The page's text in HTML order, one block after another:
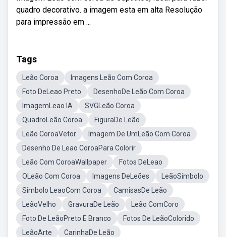
quadro decorativo. a imagem esta em alta Resolução
para impressão em ...
Tags
Leão Coroa
Imagens Leão Com Coroa
Foto DeLeao Preto
DesenhoDe Leão Com Coroa
ImagemLeao IA
SVGLeão Coroa
QuadroLeão Coroa
FiguraDe Leão
Leão CoroaVetor
Imagem De UmLeão Com Coroa
Desenho De Leao CoroaPara Colorir
Leão Com CoroaWallpaper
Fotos DeLeao
OLeão Com Coroa
Imagens DeLeões
LeãoSímbolo
Simbolo LeaoCom Coroa
CamisasDe Leão
LeãoVelho
GravuraDe Leão
Leão ComCoro
Foto De LeãoPreto E Branco
Fotos De LeãoColorido
LeãoArte
CarinhaDe Leão